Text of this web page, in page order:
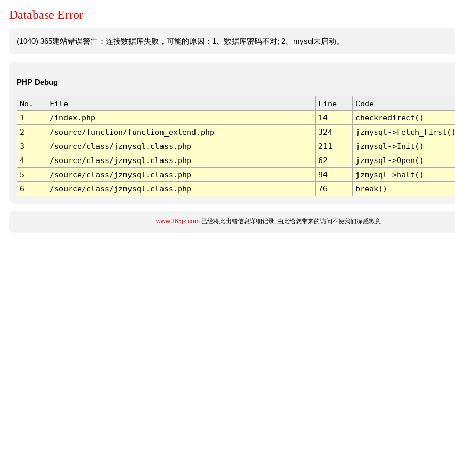
Database Error
(1040) 365建站错误警告：连接数据库失败，可能的原因：1、数据库密码不对; 2、mysql未启动。
PHP Debug
No. File Line
Code
1
/index.php 14
checkredirect()
2
/source/function/function_extend.php 324
jzmysql-
3
/source/class/jzmysql.class.php 211
jzmysql->Init()
4
/source/class/jzmysql.class.php 62
jzmysql->Open()
5
/source/class/jzmysql.class.php 94
jzmysql->halt()
6
/source/class/jzmysql.class.php 76 break()
www.365jz.com已经将此出错信息详细记录, 由此给您带来的访问不便我们深感歉意.